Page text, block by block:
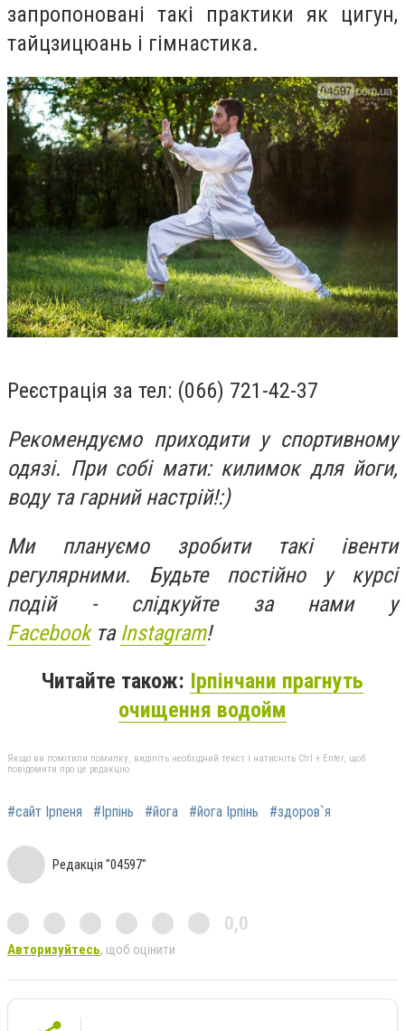
запропоновані такі практики як цигун,
тайцзицюань і гімнастика.
Реєстрація за тел: (066) 721-42-37
Рекомендуємо приходити у спортивному
одязі. При собі мати: килимок для йоги,
воду та гарний настрій!:)
Ми плануємо зробити такі івенти
регулярними. Будьте постійно у курсі
подій - слідкуйте за нами у
Facebookта Instagram!
Читайте також: Ірпінчани прагнуть
очищення водойм
Якщо ви помітили помилку, виділіть необхідний текст і натисніть Ctrl + Enter, щоб
повідомити про це редакцію
#сайт Ірпеня #Ірпінь #йога #йога Ірпінь #здоров`я
Редакція "04597"
0,0
Авторизуйтесь, щоб оцінити